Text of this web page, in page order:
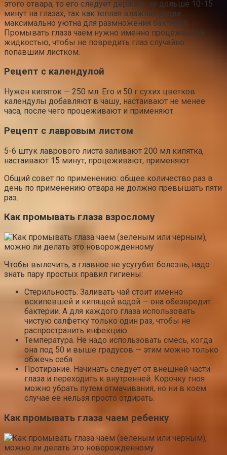
этого отвара, то его следует держать не дольше 10-15
минут на глазах, так как теплая влажная среда
максимально уютна для размножения бактерий.
Промывать глаза чаем нужно именно процеженной
жидкостью, чтобы не повредить глаз случайно
попавшим листком.
Рецепт с календулой
Нужен кипяток — 250 мл. Его и 50 г сухих цветков
календулы добавляют в чашу, настаивают не менее
часа, после чего процеживают и применяют.
Рецепт с лавровым листом
5-6 штук лаврового листа заливают 200 мл кипятка,
настаивают 15 минут, процеживают, применяют.
Общий совет по применению: общее количество раз в
день по применению отвара не должно превышать пяти
раз.
Как промывать глаза взрослому
Чтобы вылечить, а главное не усугубит болезнь, надо
знать пару простых правил гигиены:
Стерильность. Заливать чай стоит именно
вскипевшей и кипящей водой — она обезвредит
бактерии. А для каждого глаза использовать
чистую салфетку только один раз, чтобы не
распространить инфекцию.
Температура. Не надо использовать смесь, когда
она под 50 и выше градусов — этим можно только
обжечь себя.
Протирание. Начинать следует от внешней части
глаза и переходить к внутренней. Корочку гноя
можно убрать путем отмачивания, но ни в коем
случае ее нельзя просто отдирать.
Как промывать глаза чаем ребенку